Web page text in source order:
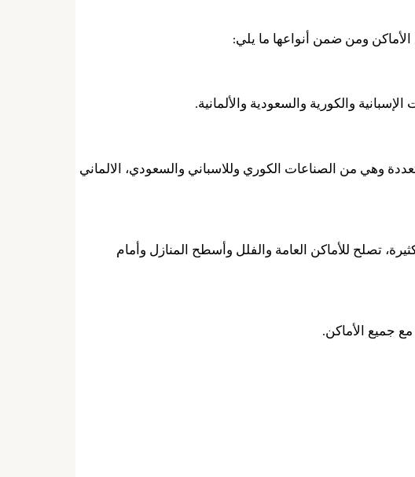
ومن ضمن أنواعها ما يلي:
والكورية والسعودية والألمانية.
وهي من الصناعات الكوري وللاسباني والسعودي، الالماني
تصلح للأماكن العامة والفلل وأسطح المنازل وأمام
جميع الأماكن.